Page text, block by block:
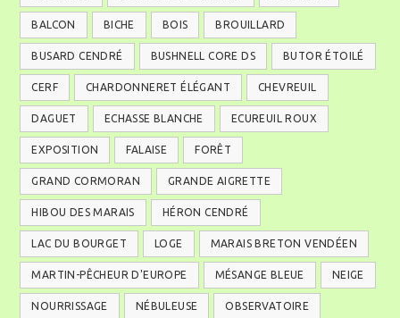
BALCON BICHE BOIS BROUILLARD
BUSARD CENDRÉ BUSHNELL CORE DS BUTOR ÉTOILÉ
CERF CHARDONNERET ÉLÉGANT CHEVREUIL
DAGUET ECHASSE BLANCHE ECUREUIL ROUX
EXPOSITION FALAISE FORÊT
GRAND CORMORAN GRANDE AIGRETTE
HIBOU DES MARAIS HÉRON CENDRÉ
LAC DU BOURGET LOGE MARAIS BRETON VENDÉEN
MARTIN-PÊCHEUR D'EUROPE MÉSANGE BLEUE NEIGE
NOURRISSAGE NÉBULEUSE OBSERVATOIRE